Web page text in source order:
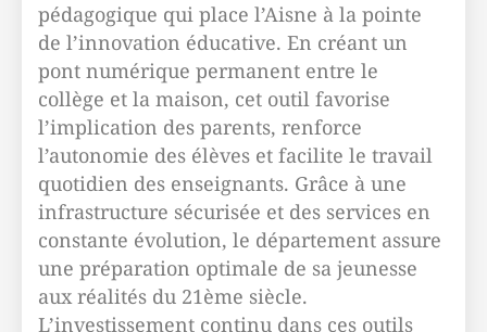
pédagogique qui place l’Aisne à la pointe
de l’innovation éducative. En créant un
pont numérique permanent entre le
collège et la maison, cet outil favorise
l’implication des parents, renforce
l’autonomie des élèves et facilite le travail
quotidien des enseignants. Grâce à une
infrastructure sécurisée et des services en
constante évolution, le département assure
une préparation optimale de sa jeunesse
aux réalités du 21ème siècle.
L’investissement continu dans ces outils